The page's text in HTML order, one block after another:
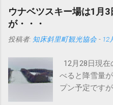
なくなりまし
と空に向かっ
います。しっ
のメーカーも
んが・・・ こ
すが、イタリ
ウナベツスキー場は1月
が・・・
投稿者: 知床斜里町観光協会 - 12
12月28日現
べると降雪量
プン予定です